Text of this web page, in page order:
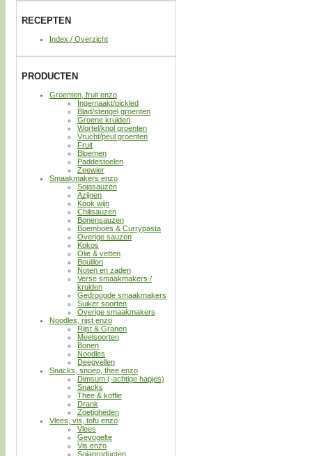
RECEPTEN
Index / Overzicht
PRODUCTEN
Groenten, fruit enzo
Ingemaakt/pickled
Blad/stengel groenten
Groene kruiden
Wortel/knol groenten
Vrucht/peul groenten
Fruit
Bloemen
Paddestoelen
Zeewier
Smaakmakers enzo
Sojasauzen
Azijnen
Kook wijn
Chilisauzen
Bonensauzen
Boemboes & Currypasta
Overige sauzen
Kokos
Olie & vetten
Bouillon
Noten en zaden
Verse smaakmakers /
kruiden
Gedroogde smaakmakers
Suiker soorten
Overige smaakmakers
Noodles, rijst enzo
Rijst & Granen
Meelsoorten
Bonen
Noodles
Deegvellen
Snacks, snoep, thee enzo
Dimsum (-achtige hapjes)
Snacks
Thee & koffie
Drank
Zoetigheden
Vlees, vis, tofu enzo
Vlees
Gevogelte
Vis enzo
Sojaproducten